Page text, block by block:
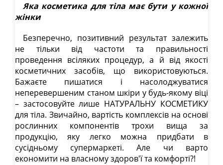
Яка косметика для тіла має бути у кожної
жінки
Безперечно, позитивний результат залежить
не тільки від частоти та правильності
проведення всіляких процедур, а й від якості
косметичних засобів, що використовуються.
Бажаєте пишатися і насолоджуватися
неперевершеним станом шкіри у будь-якому віці
– застосовуйте лише НАТУРАЛЬНУ КОСМЕТИКУ
для тіла. Звичайно, вартість комплексів на основі
рослинних компонентів трохи вища за
продукцію, яку легко можна придбати в
сусідньому супермаркеті. Але чи варто
економити на власному здоров'ї та комфорті?!